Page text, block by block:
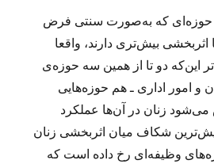
در تنها سه حوزه از ۱۲ حوزه‌ای که به‌صورت سنتی فرض
بیش‌تری دارند، واقعا
این‌که دو تا از همین سه حوزه‌ی
و امور اداری ـ هم حوزه‌هایی
زنان در آن‌ها عملکرد
شکاف میان اثربخشی زنان
وظیفه‌ای رخ داده است که